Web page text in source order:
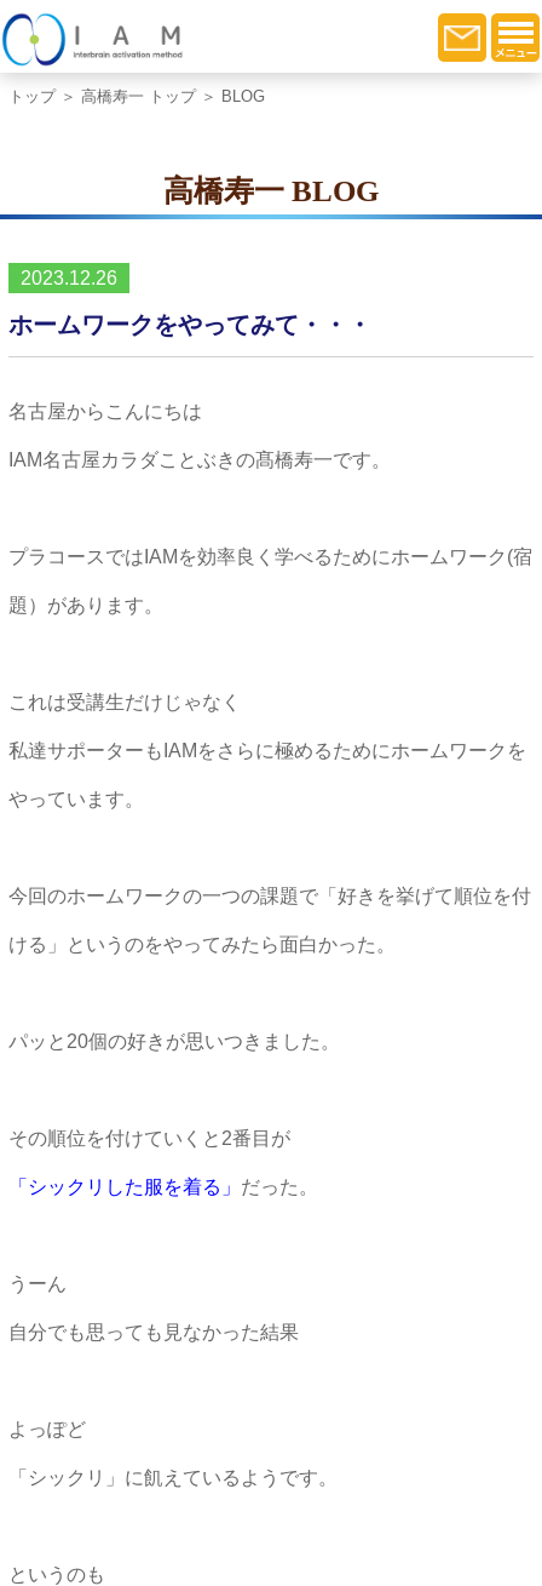
トップ＞ 高橋寿一 トップ＞ BLOG
高橋寿一 BLOG
2023.12.26
ホームワークをやってみて・・・
名古屋からこんにちは
IAM名古屋カラダことぶきの髙橋寿一です。
プラコースではIAMを効率良く学べるためにホームワーク(宿
題）があります。
これは受講生だけじゃなく
私達サポーターもIAMをさらに極めるためにホームワークを
やっています。
今回のホームワークの一つの課題で「好きを挙げて順位を付
ける」というのをやってみたら面白かった。
パッと20個の好きが思いつきました。
その順位を付けていくと2番目が
「シックリした服を着る」 だった。
うーん
自分でも思っても見なかった結果
よっぽど
「シックリ」に飢えているようです。
というのも